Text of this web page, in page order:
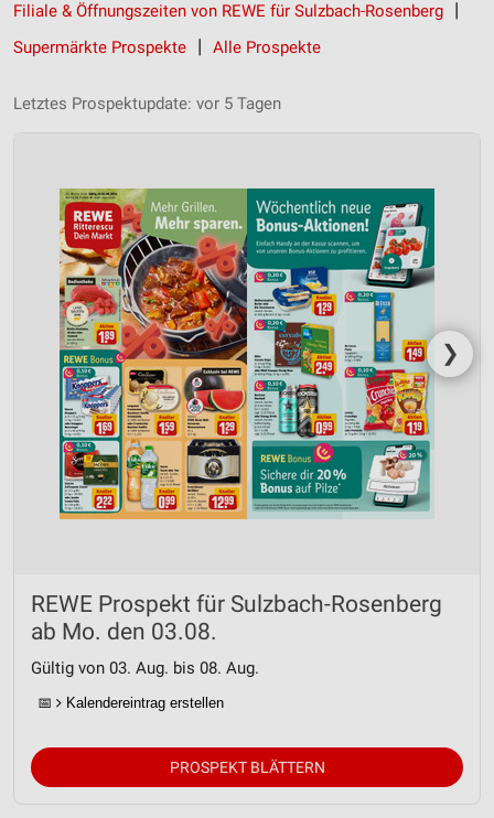
Filiale & Öffnungszeiten von REWE für Sulzbach-Rosenberg
Supermärkte Prospekte
Alle Prospekte
Letztes Prospektupdate: vor 5 Tagen
❯
REWE Prospekt für Sulzbach-Rosenberg
ab Mo. den 03.08.
Gültig von 03. Aug. bis 08. Aug.
📅 Kalendereintrag erstellen
PROSPEKT BLÄTTERN